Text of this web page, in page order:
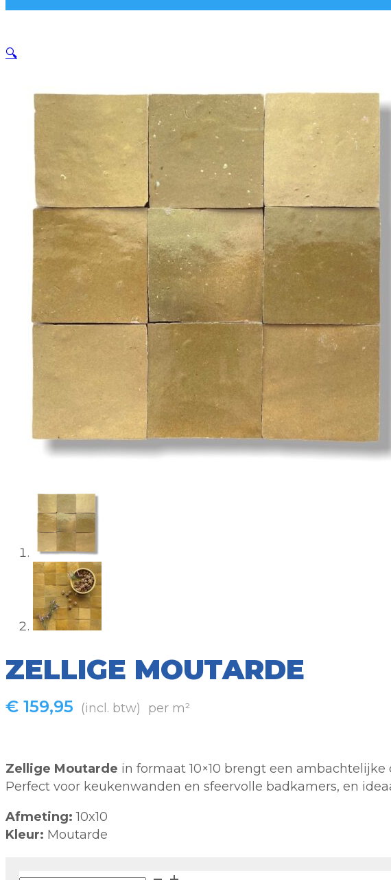
🔍
ZELLIGE MOUTARDE
€ 159,95 (incl. btw) per m²
Zellige Moutarde in formaat 10×10 brengt een
Perfect voor keukenwanden en sfeervolle badkamers, en
Afmeting: 10x10
Kleur: Moutarde